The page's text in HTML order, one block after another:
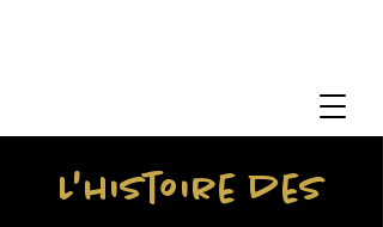
L'histoire des